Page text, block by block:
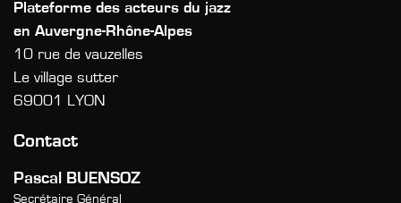
Plateforme des acteurs du jazz
en Auvergne-Rhône-Alpes
10 rue de vauzelles
Le village sutter
69001 LYON
Contact
Pascal BUENSOZ
Secrétaire Général